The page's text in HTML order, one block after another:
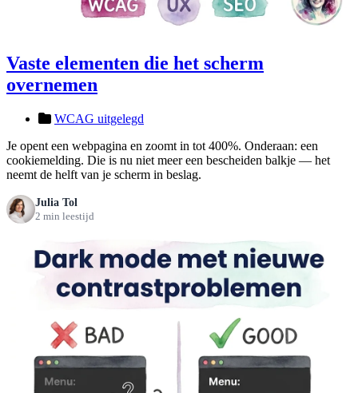
Vaste elementen die het scherm
overnemen
WCAG uitgelegd
Je opent een webpagina en zoomt in tot 400%. Onderaan: een
cookiemelding. Die is nu niet meer een bescheiden balkje — het
neemt de helft van je scherm in beslag.
Julia Tol
2 min leestijd